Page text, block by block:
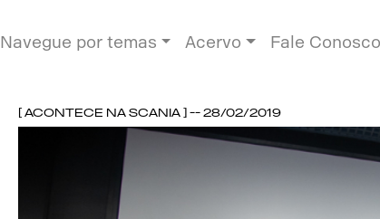
Navegue por temas Acervo Fale Conosco
[ Acontece na Scania ] -- 28/02/2019